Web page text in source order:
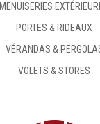
MENUISERIES
PORTES & RIDEAUX
VÉRANDAS &
VOLETS & STORES